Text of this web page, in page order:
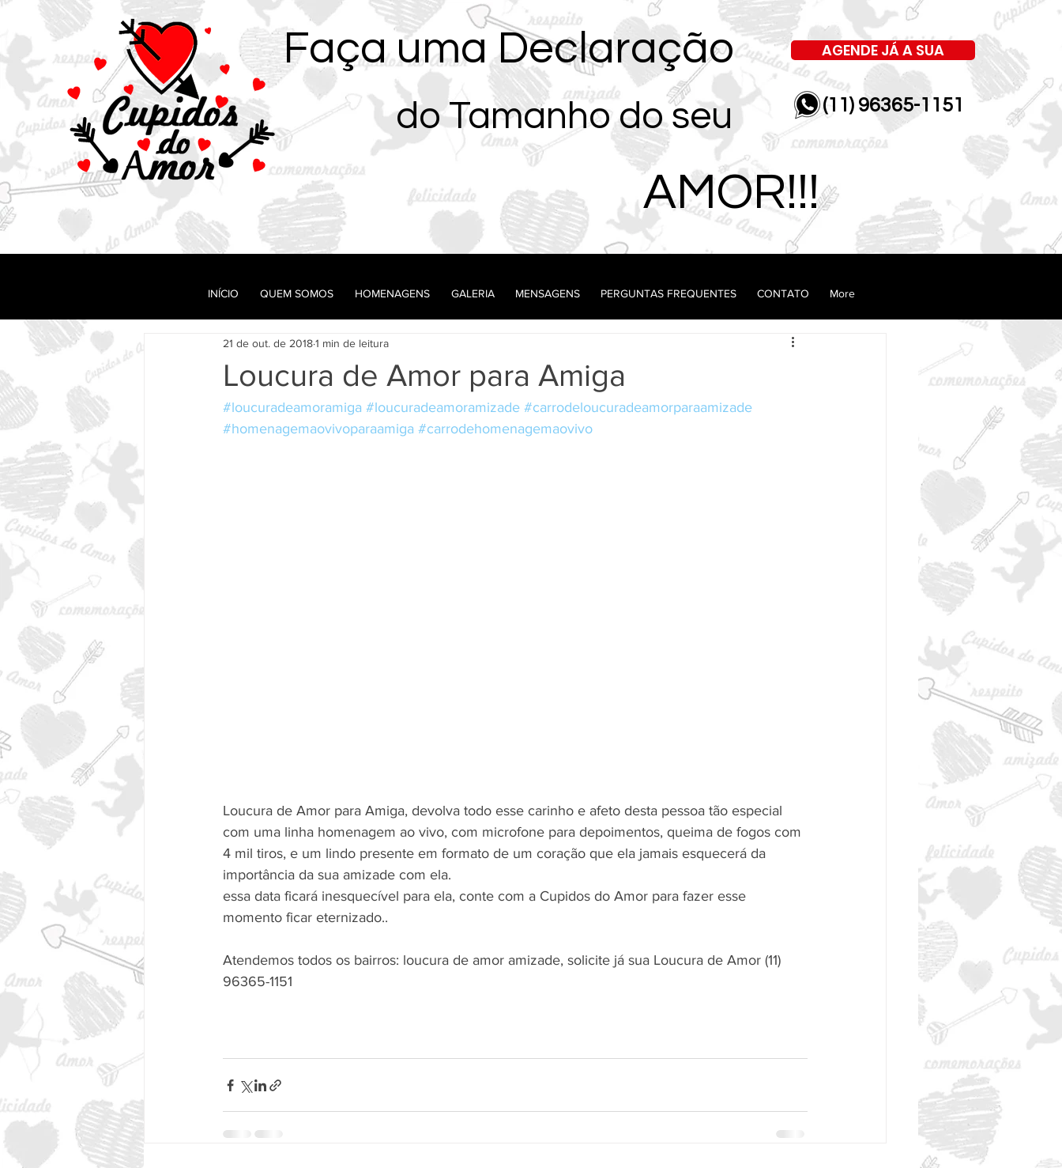
Faça uma Declaração AGENDE JÁ A SUA
do Tamanho do seu (11) 96365-1151
AMOR!!!
Loucura de Amor para Amiga
21 de out. de 20181 min de leitura
#loucuradeamoramiga #loucuradeamoramizade #carrodeloucuradeamorparaamizade
#homenagemaovivoparaamiga #carrodehomenagemaovivo
Loucura de Amor para Amiga, devolva todo esse carinho e afeto desta pessoa tão especial
com uma linha homenagem ao vivo, com microfone para depoimentos, queima de fogos com
4 mil tiros, e um lindo presente em formato de um coração que ela jamais esquecerá da
importância da sua amizade com ela.
essa data ficará inesquecível para ela, conte com a Cupidos do Amor para fazer esse
momento ficar eternizado..
Atendemos todos os bairros: loucura de amor amizade, solicite já sua Loucura de Amor (11)
96365-1151
INÍCIO QUEM SOMOS HOMENAGENS GALERIA MENSAGENS PERGUNTAS FREQUENTES CONTATO More